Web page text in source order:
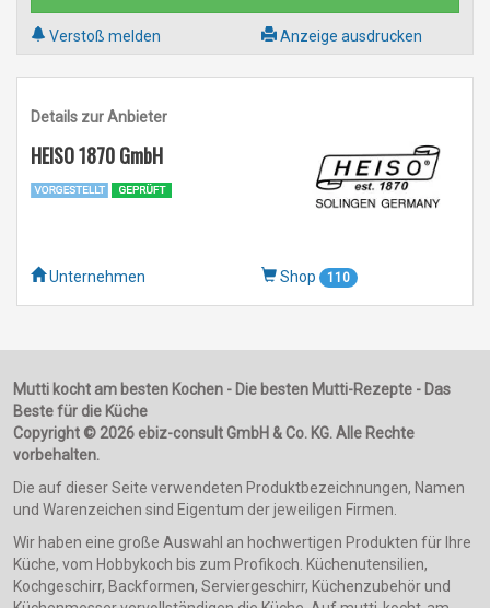
Verstoß melden Anzeige ausdrucken
Details zur Anbieter
HEISO 1870 GmbH
Unternehmen Shop 110
Mutti kocht am besten Kochen - Die besten Mutti-Rezepte - Das
Beste für die Küche
Copyright © 2026 ebiz-consult GmbH & Co. KG. Alle Rechte
vorbehalten.
Die auf dieser Seite verwendeten Produktbezeichnungen, Namen
und Warenzeichen sind Eigentum der jeweiligen Firmen.
Wir haben eine große Auswahl an hochwertigen Produkten für Ihre
Küche, vom Hobbykoch bis zum Profikoch. Küchenutensilien,
Kochgeschirr, Backformen, Serviergeschirr, Küchenzubehör und